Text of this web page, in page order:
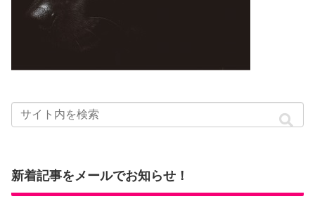
新着記事をメールでお知らせ！